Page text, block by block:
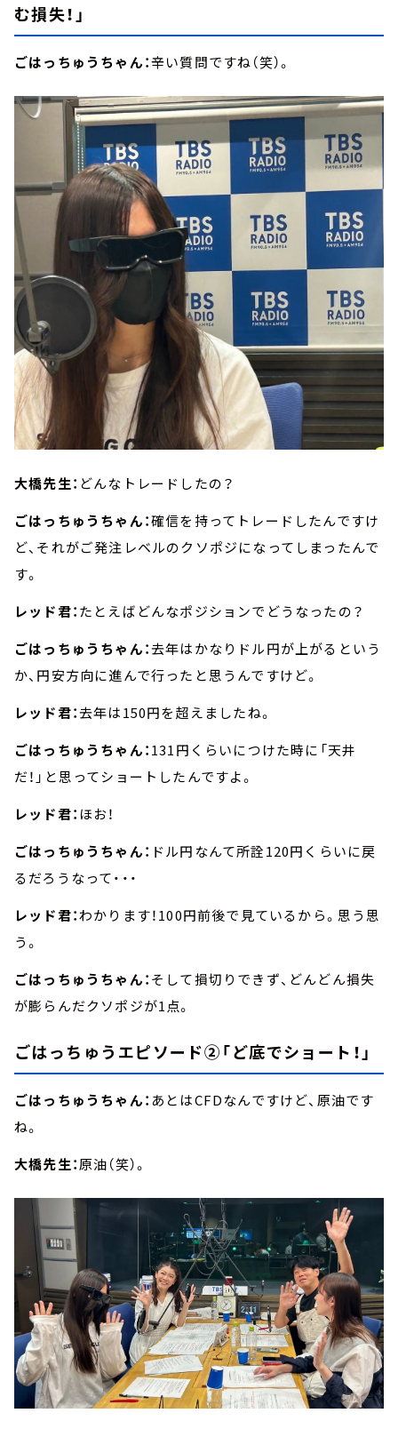
む損失！」
ごはっちゅうちゃん：辛い質問ですね（笑）。
大橋先生： どんなトレードしたの？
ごはっちゅうちゃん：確信を持ってトレードしたんですけ
ど、それがご発注レベルのクソポジになってしまったんで
す。
レッド君：たとえばどんなポジションでどうなったの？
ごはっちゅうちゃん：去年はかなりドル円が上がるという
か、円安方向に進んで行ったと思うんですけど。
レッド君：去年は150円を超えましたね。
ごはっちゅうちゃん：131円くらいにつけた時に「天井
だ！」と思ってショートしたんですよ。
レッド君：ほお！
ごはっちゅうちゃん： ドル円なんて所詮120円くらいに戻
るだろうなって・・・
レッド君：わかります！100円前後で見ているから。思う思
う。
ごはっちゅうちゃん：そして損切りできず、どんどん損失
が膨らんだクソポジが1点。
ごはっちゅうエピソード②「ど底でショート！」
ごはっちゅうちゃん： あとはCFDなんですけど、原油です
ね。
大橋先生：原油（笑）。